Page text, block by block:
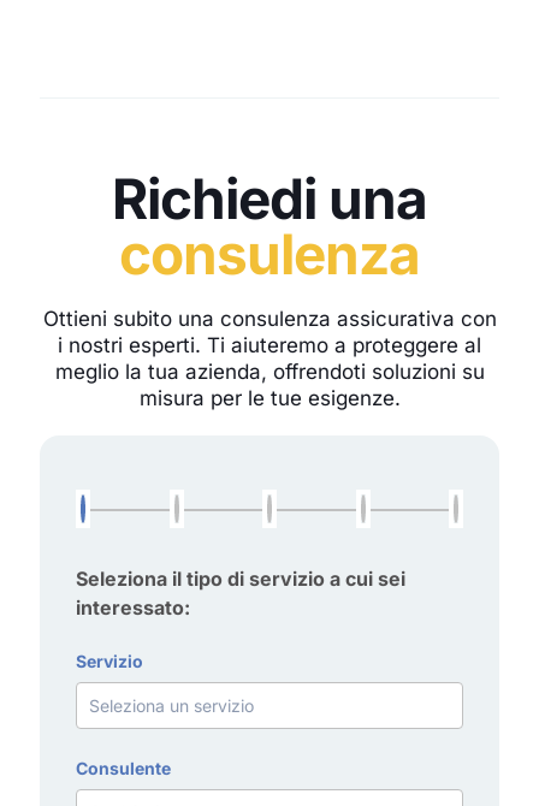
Richiedi una
consulenza
Ottieni subito una consulenza assicurativa con
i nostri esperti. Ti aiuteremo a proteggere al
meglio la tua azienda, offrendoti soluzioni su
misura per le tue esigenze.
Seleziona il tipo di servizio a cui sei
interessato:
Servizio
Consulente